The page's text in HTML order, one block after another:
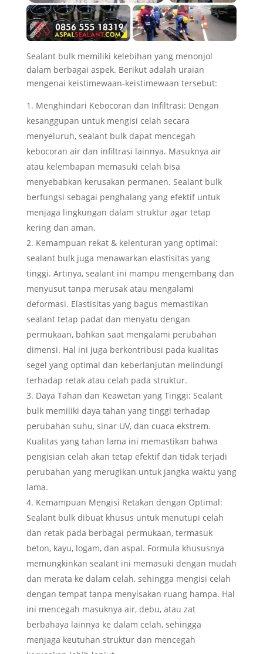
Sealant bulk memiliki kelebihan yang menonjol
dalam berbagai aspek. Berikut adalah uraian
mengenai keistimewaan-keistimewaan tersebut:
Menghindari Kebocoran dan Infiltrasi: Dengan
kesanggupan untuk mengisi celah secara
menyeluruh, sealant bulk dapat mencegah
kebocoran air dan infiltrasi lainnya. Masuknya air
atau kelembapan memasuki celah bisa
menyebabkan kerusakan permanen. Sealant bulk
berfungsi sebagai penghalang yang efektif untuk
menjaga lingkungan dalam struktur agar tetap
kering dan aman.
Kemampuan rekat & kelenturan yang optimal:
sealant bulk juga menawarkan elastisitas yang
tinggi. Artinya, sealant ini mampu mengembang dan
menyusut tanpa merusak atau mengalami
deformasi. Elastisitas yang bagus memastikan
sealant tetap padat dan menyatu dengan
permukaan, bahkan saat mengalami perubahan
dimensi. Hal ini juga berkontribusi pada kualitas
segel yang optimal dan keberlanjutan melindungi
terhadap retak atau celah pada struktur.
Daya Tahan dan Keawetan yang Tinggi: Sealant
bulk memiliki daya tahan yang tinggi terhadap
perubahan suhu, sinar UV, dan cuaca ekstrem.
Kualitas yang tahan lama ini memastikan bahwa
pengisian celah akan tetap efektif dan tidak terjadi
perubahan yang merugikan untuk jangka waktu yang
lama.
Kemampuan Mengisi Retakan dengan Optimal:
Sealant bulk dibuat khusus untuk menutupi celah
dan retak pada berbagai permukaan, termasuk
beton, kayu, logam, dan aspal. Formula khususnya
memungkinkan sealant ini memasuki dengan mudah
dan merata ke dalam celah, sehingga mengisi celah
dengan tempat tanpa menyisakan ruang hampa. Hal
ini mencegah masuknya air, debu, atau zat
berbahaya lainnya ke dalam celah, sehingga
menjaga keutuhan struktur dan mencegah